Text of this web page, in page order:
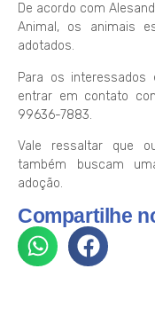
De acordo com
Animal, os animais
adotados.
Para os
entrar em contato
99636-7883.
Vale ressaltar que
também buscam
adoção.
Compartilhe